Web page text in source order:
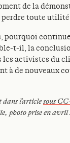
de la
perdre toute
pourquoi
t-il, la
les activistes du
à de nouveaux
l’articlesous
photo prise en